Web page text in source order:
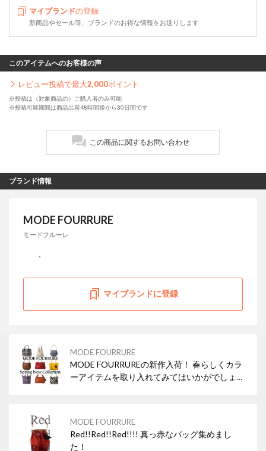
マイブランドの登録
新商品やセール等、ブランドのお得な情報をお送りします
このアイテムへのお客様の声
レビュー投稿で最大2,000ポイント
※投稿は（対象商品の）ご購入者のみ可能
※投稿可能期間は商品出荷48時間後から30日間です
この商品に関するお問い合わせ
ブランド情報
MODE FOURRURE
モードフルーレ
マイブランドに登録
MODE FOURRURE
MODE FOURRUREの新作入荷！ 春らしくカラ
ーアイテムを取り入れてみてはいかがでしょう
MODE FOURRURE
Red!!Red!!Red!!!! 真っ赤なバッグ集めまし
た！